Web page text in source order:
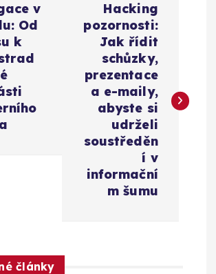
v
Od
k
Hacking
pozornosti:
Jak řídit
schůzky,
prezentace
a e-maily,
abyste si
udrželi
soustředěn
í v
informační
m šumu
články